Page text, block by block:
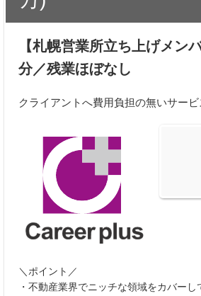
【札幌営業所立ち上げメン
分／残業ほぼなし
クライアントへ費用負担の無いサー
＼ポイント／
・不動産業界でニッチな領域をカバー